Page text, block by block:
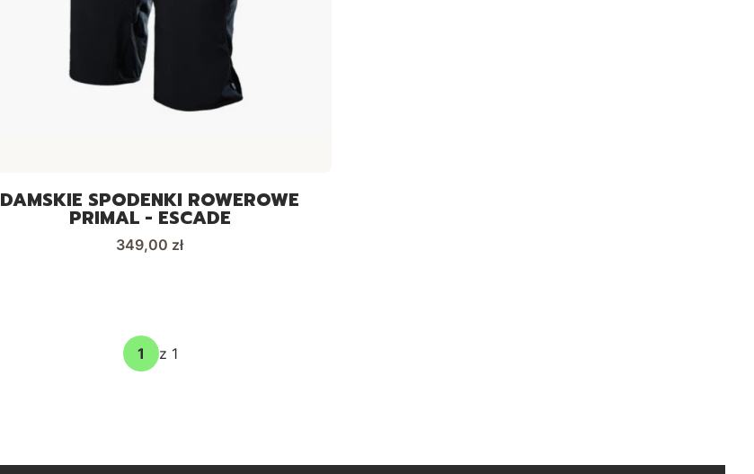
DAMSKIE SPODENKI ROWEROWE
PRIMAL - ESCADE
Cena
349,00 zł
z 1